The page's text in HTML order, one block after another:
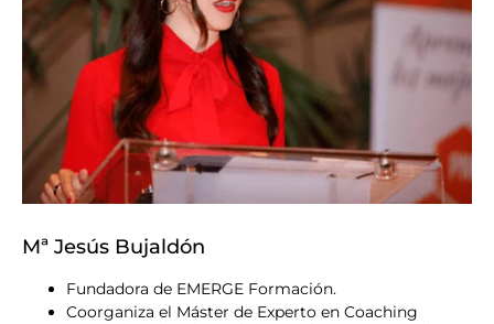
Mª Jesús Bujaldón
Fundadora de EMERGE Formación.
Coorganiza el Máster de Experto en Coaching